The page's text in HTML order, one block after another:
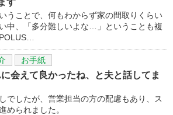
うことで、何もわからず家の間取りくらい
中、「多分難しいよな…」ということも複
お手紙
会えて良かったね、と夫と話してま
でしたが、営業担当の方の配慮もあり、ス
められました。